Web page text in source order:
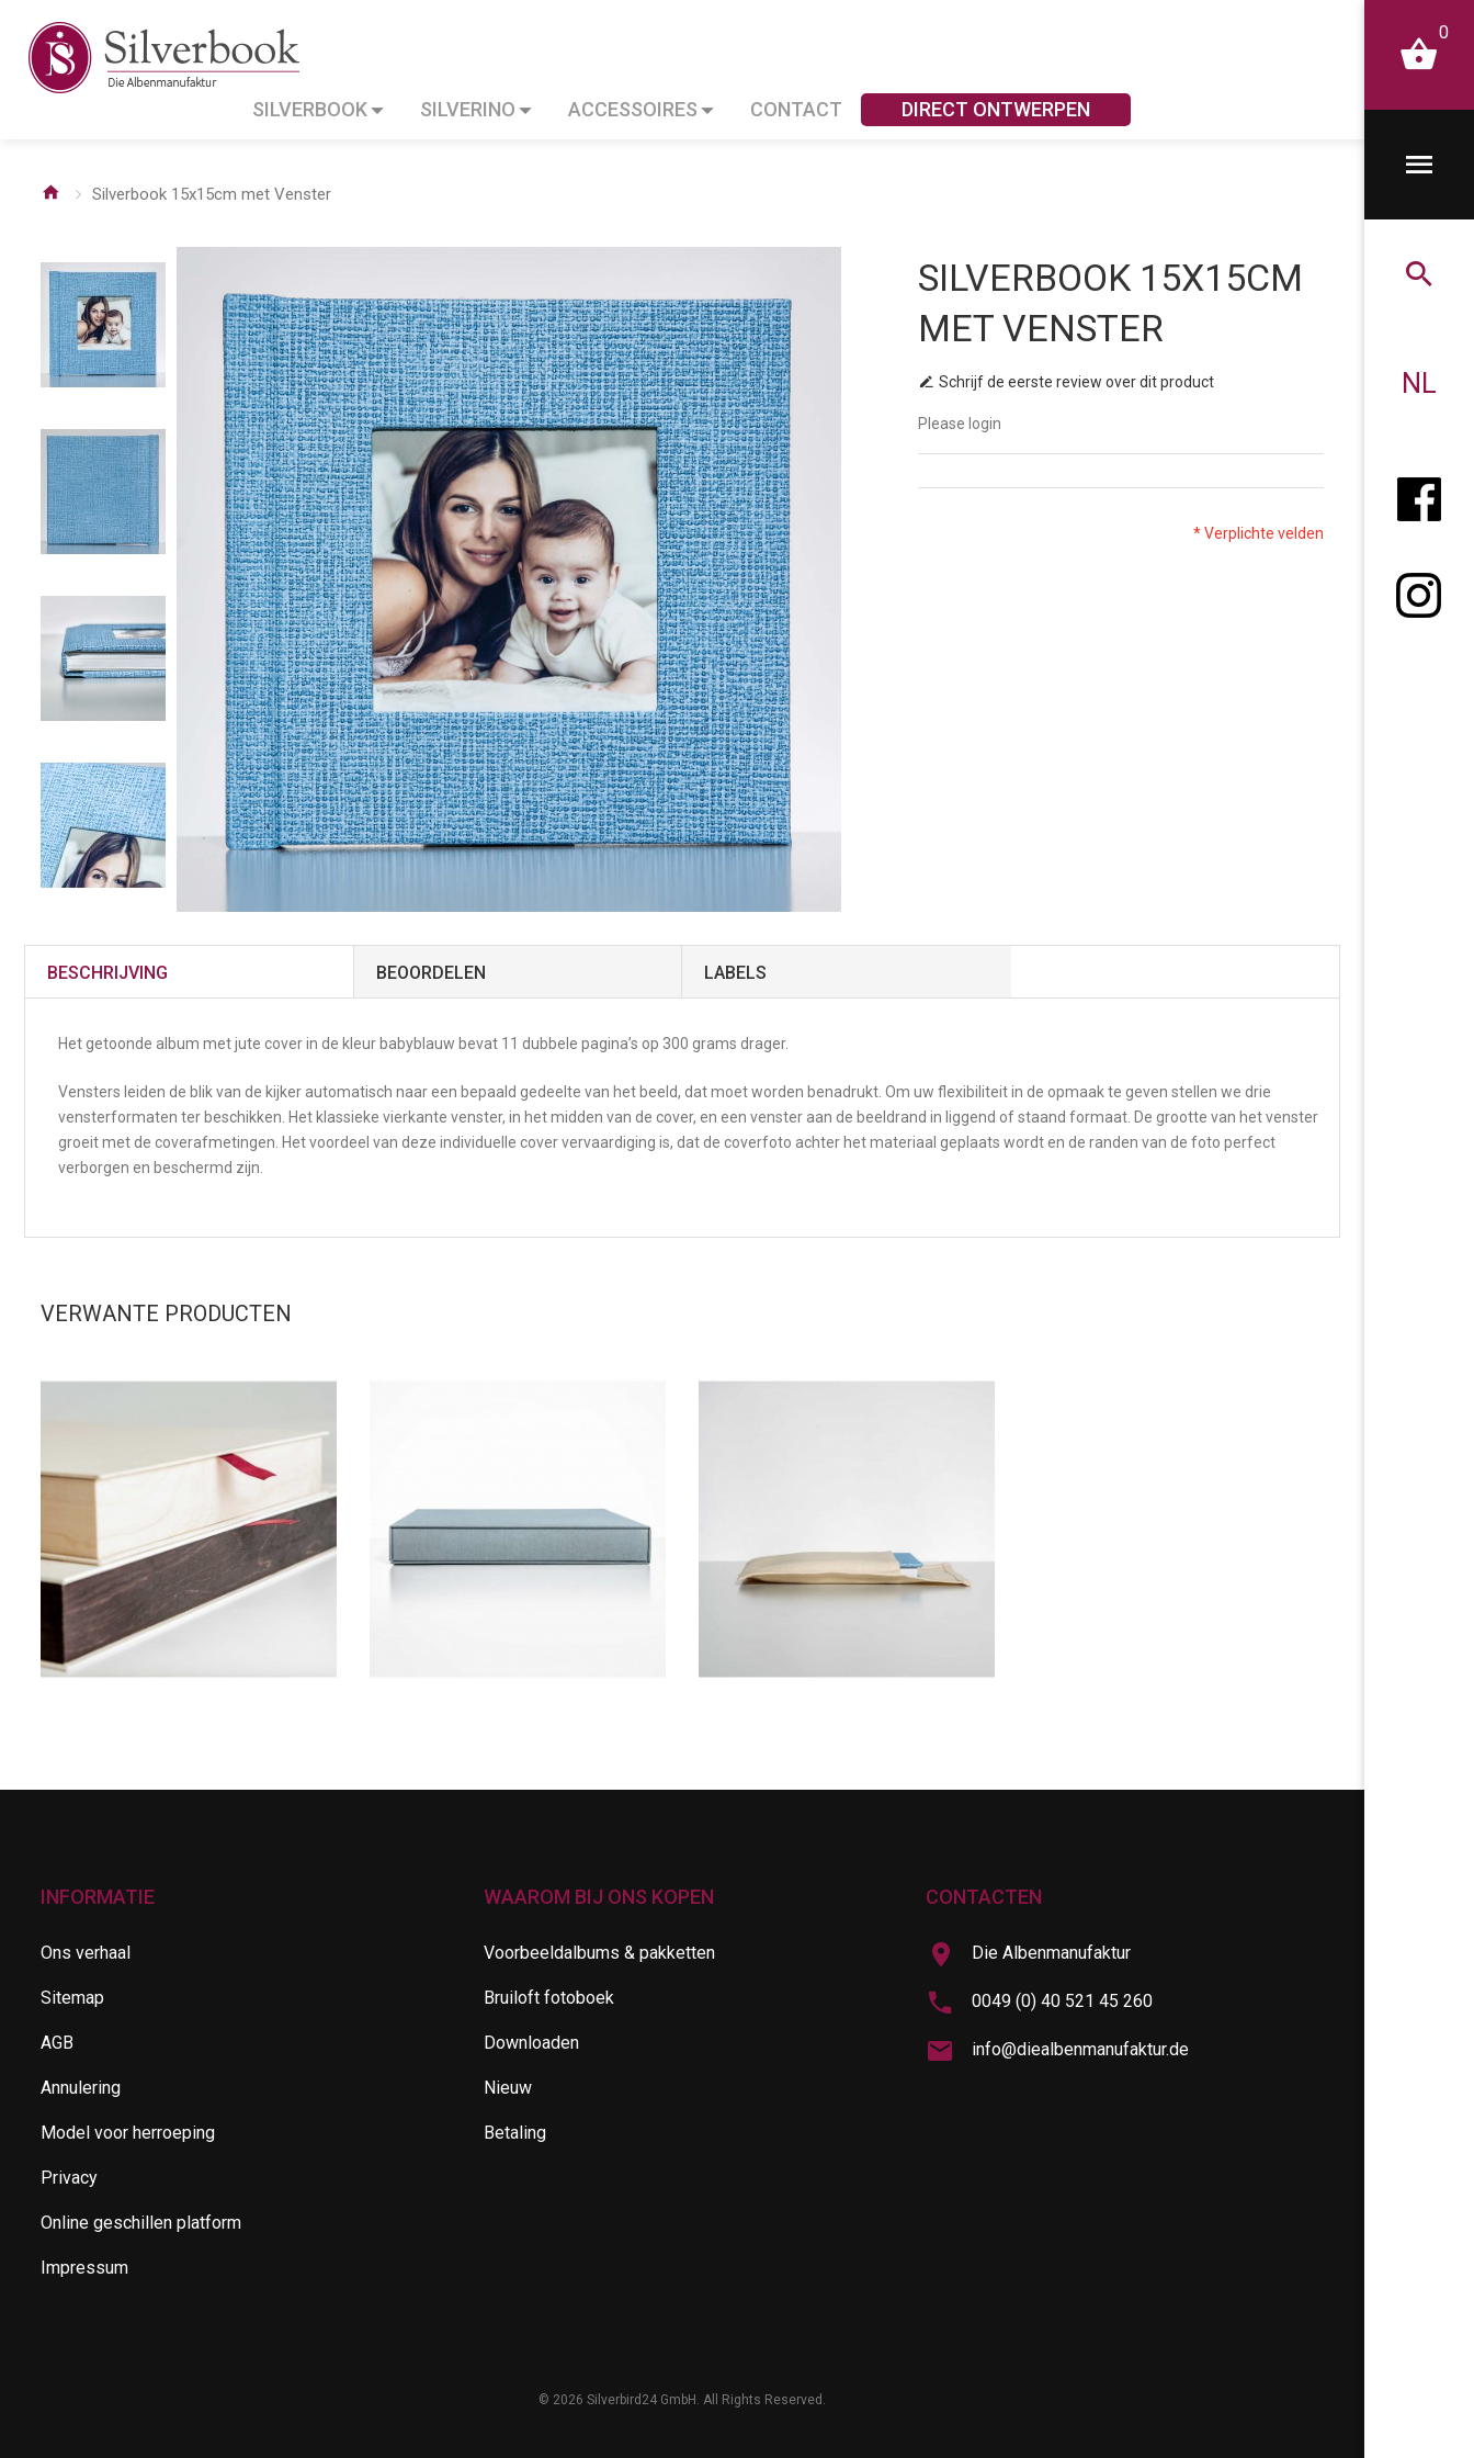
0
NL
SILVERBOOK SILVERINO ACCESSOIRES CONTACT DIRECT ONTWERPEN
Silverbook 15x15cm met Venster
SILVERBOOK 15X15CM
MET VENSTER
Schrijf de eerste review over dit product
Please login
* Verplichte velden
BESCHRIJVING BEOORDELEN LABELS
Het getoonde album met jute cover in de kleur babyblauw bevat 11 dubbele pagina’s op 300 grams drager.
Vensters leiden de blik van de kijker automatisch naar een bepaald gedeelte van het beeld, dat moet worden benadrukt. Om uw flexibiliteit in de opmaak te geven stellen we drie
vensterformaten ter beschikken. Het klassieke vierkante venster, in het midden van de cover, en een venster aan de beeldrand in liggend of staand formaat. De grootte van het venster
groeit met de coverafmetingen. Het voordeel van deze individuelle cover vervaardiging is, dat de coverfoto achter het materiaal geplaats wordt en de randen van de foto perfect
verborgen en beschermd zijn.
VERWANTE PRODUCTEN
INFORMATIE
Ons verhaal
Sitemap
AGB
Annulering
Model voor herroeping
Privacy
Online geschillen platform
Impressum
WAAROM BIJ ONS KOPEN
Voorbeeldalbums & pakketten
Bruiloft fotoboek
Downloaden
Nieuw
Betaling
CONTACTEN
Die Albenmanufaktur
0049 (0) 40 521 45 260
info@diealbenmanufaktur.de
© 2026 Silverbird24 GmbH. All Rights Reserved.